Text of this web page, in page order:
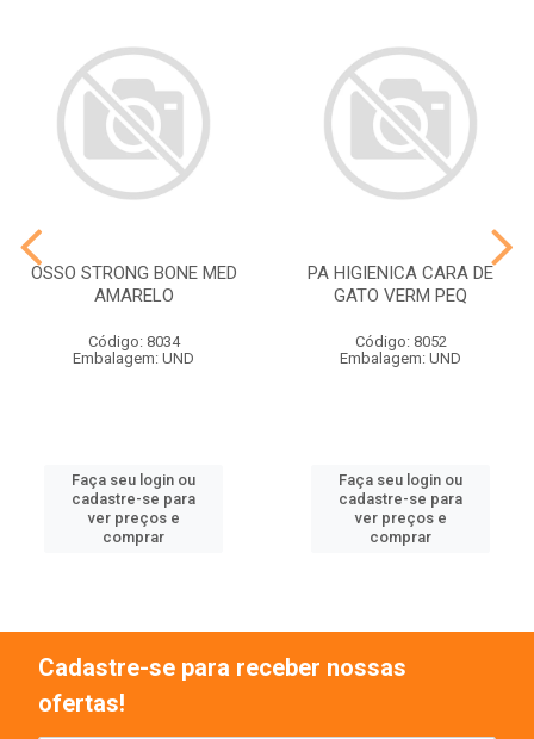
OSSO STRONG BONE MED
AMARELO
Código: 8034
Embalagem: UND
Faça seu login ou
cadastre-se para
ver preços e
comprar
PA HIGIENICA CARA DE
GATO VERM PEQ
Código: 8052
Embalagem: UND
Faça seu login ou
cadastre-se para
ver preços e
comprar
Cadastre-se para receber nossas
ofertas!